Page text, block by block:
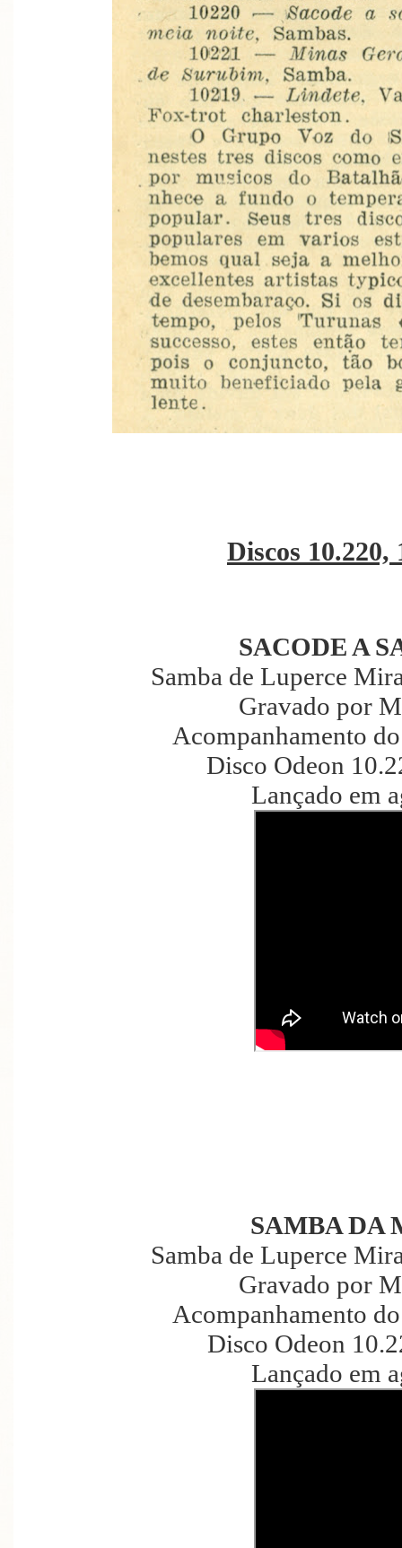
Discos 10.220,
SACODE A
Samba de Luperce
Gravado por
Acompanhamento
Disco Odeon
Lançado em
SAMBA DA
Samba de Luperce
Gravado por
Acompanhamento
Disco Odeon
Lançado em